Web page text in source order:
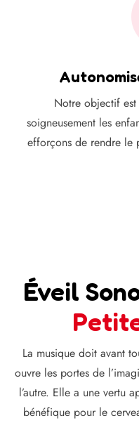
Notre objectif
soigneusement les
efforçons de rendre le
Éveil
La musique doit avant
ouvre les portes de
l’autre. Elle a une vertu
bénéfique pour le